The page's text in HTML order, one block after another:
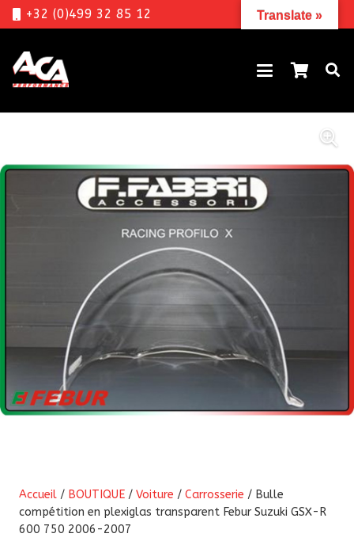
+32 (0)499 32 85 12
Accueil / BOUTIQUE / Voiture / Carrosserie / Bulle
compétition en plexiglas transparent Febur Suzuki GSX-R
600 750 2006-2007
Translate »